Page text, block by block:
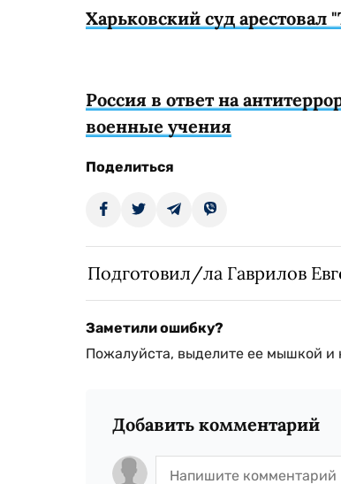
Харьковский суд арестовал
Россия в ответ на
военные учения
Поделиться
Подготовил/ла Гаврилов
Заметили ошибку?
Пожалуйста, выделите ее мышкой
Добавить комментарий